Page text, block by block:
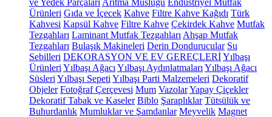
ve Yedek Parçaları Arıtma Musluğu Endüstriyel Mutfak
Ürünleri Gıda ve İçecek Kahve Filtre Kahve Kağıdı Türk
Kahvesi Kapsül Kahve Filtre Kahve Çekirdek Kahve Mutfak
Tezgahları Laminant Mutfak Tezgahları Ahşap Mutfak
Tezgahları Bulaşık Makineleri Derin Dondurucular Su
Sebilleri DEKORASYON VE EV GEREÇLERİYılbaşı
Ürünleri Yılbaşı Ağacı Yılbaşı Aydınlatmaları Yılbaşı Ağacı
Süsleri Yılbaşı Sepeti Yılbaşı Parti Malzemeleri Dekoratif
Objeler Fotoğraf Çerçevesi Mum VazolarYapay Çiçekler
Dekoratif Tabak ve Kaseler Biblo Şaraplıklar Tütsülük ve
Buhurdanlık Mumluklar ve Şamdanlar Meyvelik Magnet